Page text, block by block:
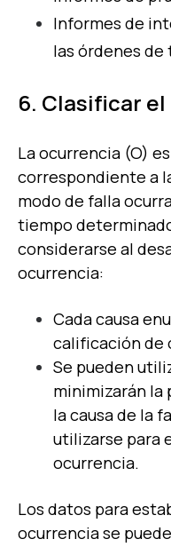
Informes de
las órdenes de
6. Clasificar
La ocurrencia (O)
correspondiente a
modo de falla
tiempo
considerarse al
ocurrencia:
Cada causa
calificación de
Se pueden
minimizarán la
la causa de la
utilizarse para
ocurrencia.
Los datos para
ocurrencia se